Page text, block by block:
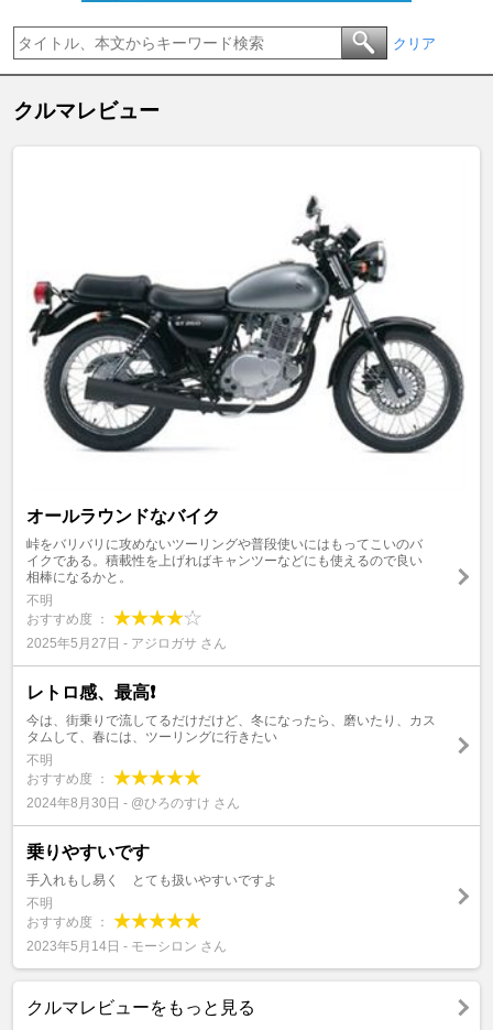
クリア
クルマレビュー
オールラウンドなバイク
峠をバリバリに攻めないツーリングや普段使いにはもってこいのバ
イクである。積載性を上げればキャンツーなどにも使えるので良い
相棒になるかと。
不明
おすすめ度 ：
2025年5月27日 - アジロガサ さん
レトロ感、最高❗
今は、街乗りで流してるだけだけど、冬になったら、磨いたり、カス
タムして、春には、ツーリングに行きたい
不明
おすすめ度 ：
2024年8月30日 - @ひろのすけ さん
乗りやすいです
手入れもし易く とても扱いやすいですよ
不明
おすすめ度 ：
2023年5月14日 - モーシロン さん
クルマレビューをもっと見る